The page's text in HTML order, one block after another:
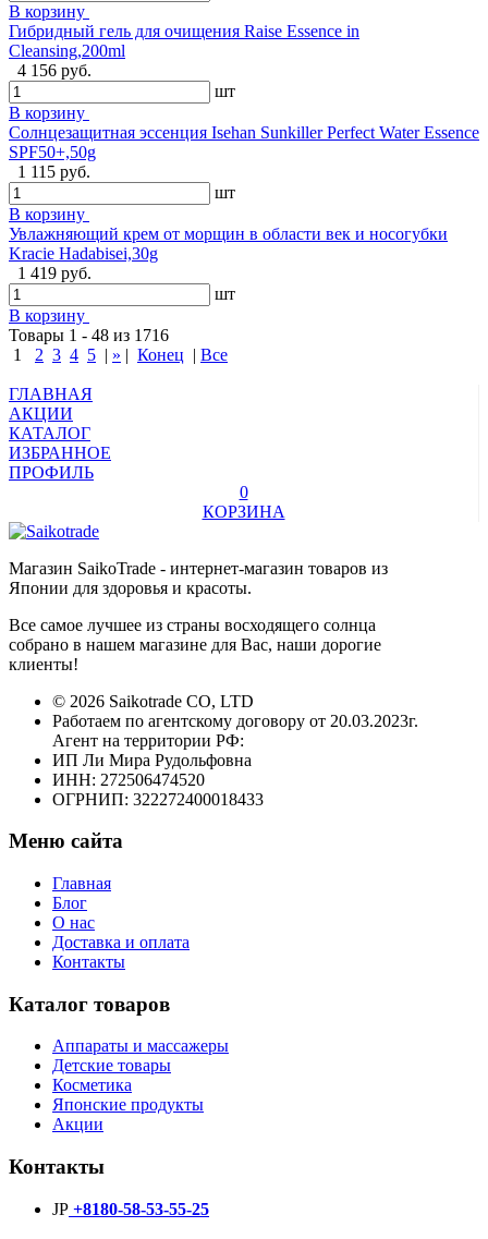
В корзину
Гибридный гель для очищения Raise Essence in
Cleansing,200ml
4 156 руб.
шт
В корзину
Солнцезащитная эссенция Isehan Sunkiller Perfect Water Essence
SPF50+,50g
1 115 руб.
шт
В корзину
Увлажняющий крем от морщин в области век и носогубки
Kracie Hadabisei,30g
1 419 руб.
шт
В корзину
Товары 1 - 48 из 1716
1
2 3 4 5 | » | Конец | Все
ГЛАВНАЯ
АКЦИИ
КАТАЛОГ
ИЗБРАННОЕ
ПРОФИЛЬ
0
КОРЗИНА
Магазин SaikoTrade - интернет-магазин товаров из
Японии для здоровья и красоты.
Все самое лучшее из страны восходящего солнца
собрано в нашем магазине для Вас, наши дорогие
клиенты!
© 2026 Saikotrade CO, LTD
Работаем по агентскому договору от 20.03.2023г.
Агент на территории РФ:
ИП Ли Мира Рудольфовна
ИНН: 272506474520
ОГРНИП: 322272400018433
Меню сайта
Главная
Блог
О нас
Доставка и оплата
Контакты
Каталог товаров
Аппараты и массажеры
Детские товары
Косметика
Японские продукты
Акции
Контакты
JP +8180-58-53-55-25